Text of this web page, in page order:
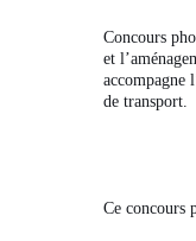
Concours
et
accompagne
de transport.
Ce concours